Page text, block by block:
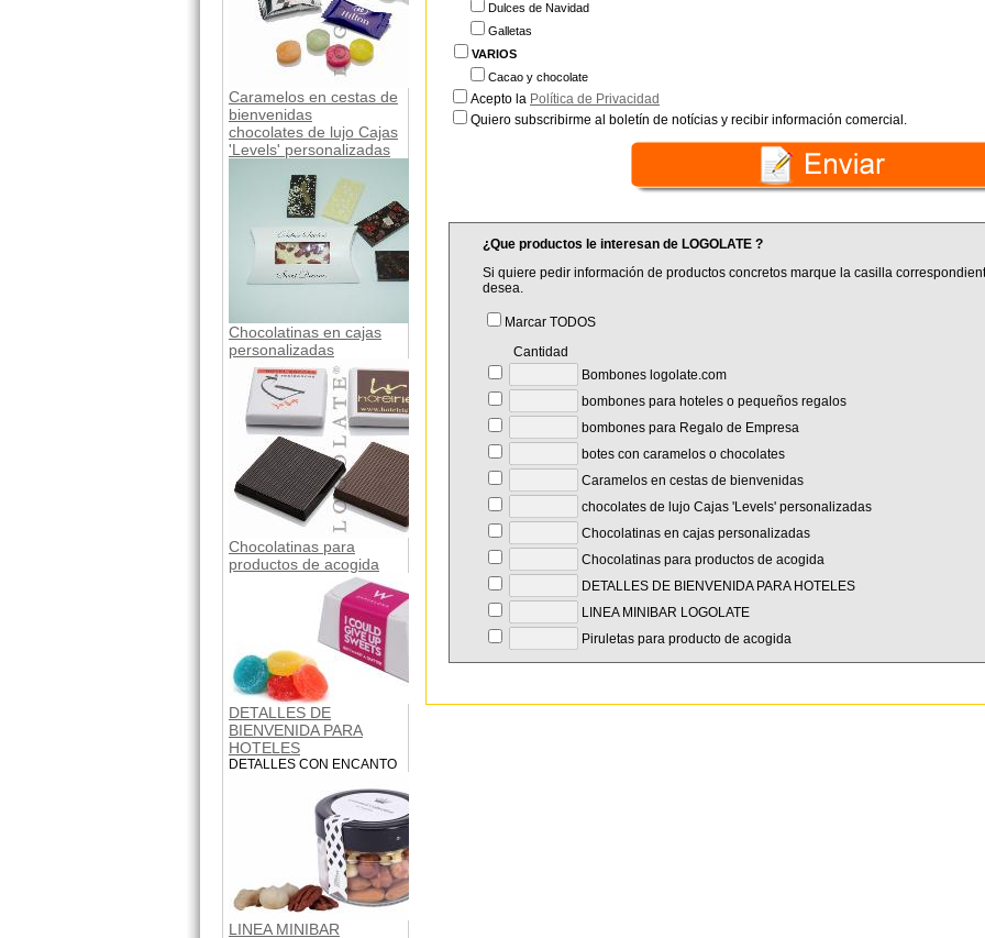
Caramelos en cestas de
bienvenidas
chocolates de lujo Cajas
'Levels' personalizadas
Chocolatinas en cajas
personalizadas
Chocolatinas para
productos de acogida
DETALLES DE
BIENVENIDA PARA
HOTELES
DETALLES CON ENCANTO
LINEA MINIBAR
Dulces de Navidad
Galletas
VARIOS
Cacao y chocolate
Acepto la Política de Privacidad
Quiero subscribirme al boletín de notícias y recibir información comercial.
¿Que productos le interesan de LOGOLATE ?
Si quiere pedir información de productos concretos marque la casilla
desea.
Marcar TODOS
Cantidad
Bombones logolate.com
bombones para hoteles o pequeños regalos
bombones para Regalo de Empresa
botes con caramelos o chocolates
Caramelos en cestas de bienvenidas
chocolates de lujo Cajas 'Levels' personalizadas
Chocolatinas en cajas personalizadas
Chocolatinas para productos de acogida
DETALLES DE BIENVENIDA PARA HOTELES
LINEA MINIBAR LOGOLATE
Piruletas para producto de acogida